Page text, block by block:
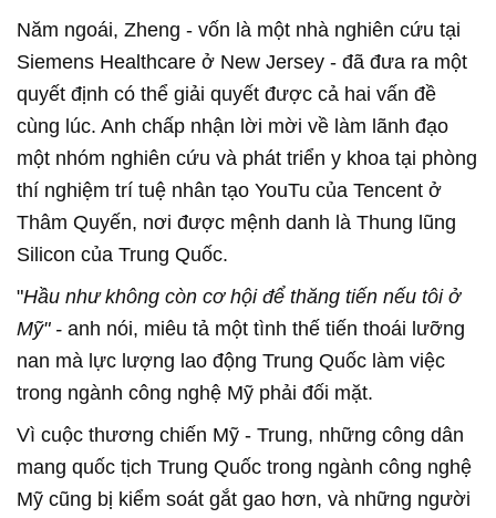
Năm ngoái, Zheng - vốn là một nhà nghiên cứu tại
Siemens Healthcare ở New Jersey - đã đưa ra một
quyết định có thể giải quyết được cả hai vấn đề
cùng lúc. Anh chấp nhận lời mời về làm lãnh đạo
một nhóm nghiên cứu và phát triển y khoa tại phòng
thí nghiệm trí tuệ nhân tạo YouTu của Tencent ở
Thâm Quyến, nơi được mệnh danh là Thung lũng
Silicon của Trung Quốc.
"Hầu như không còn cơ hội để thăng tiến nếu tôi ở
Mỹ" - anh nói, miêu tả một tình thế tiến thoái lưỡng
nan mà lực lượng lao động Trung Quốc làm việc
trong ngành công nghệ Mỹ phải đối mặt.
Vì cuộc thương chiến Mỹ - Trung, những công dân
mang quốc tịch Trung Quốc trong ngành công nghệ
Mỹ cũng bị kiểm soát gắt gao hơn, và những người